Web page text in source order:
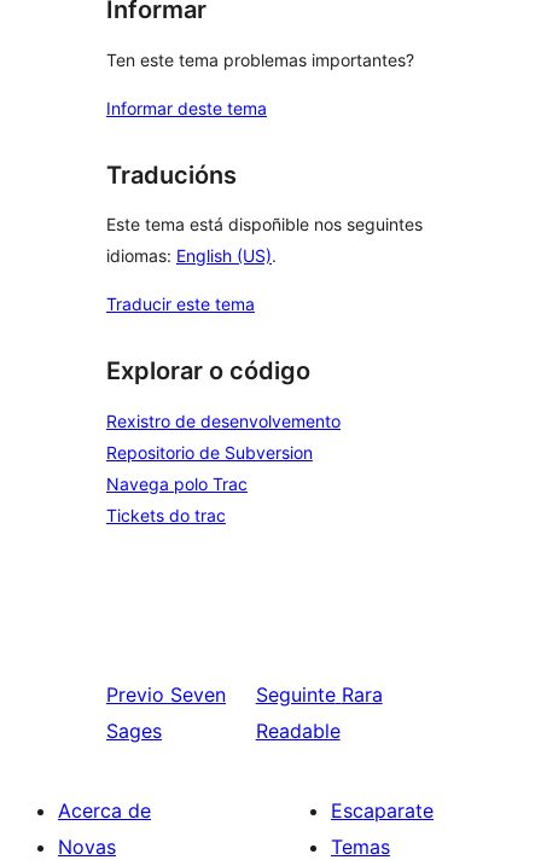
Informar
Ten este tema problemas importantes?
Informar deste tema
Traducións
Este tema está dispoñible nos seguintes
idiomas: English (US).
Traducir este tema
Explorar o código
Rexistro de desenvolvemento
Repositorio de Subversion
Navega polo Trac
Tickets do trac
Previo Seven
Sages
Seguinte Rara
Readable
Acerca de
Novas
Escaparate
Temas